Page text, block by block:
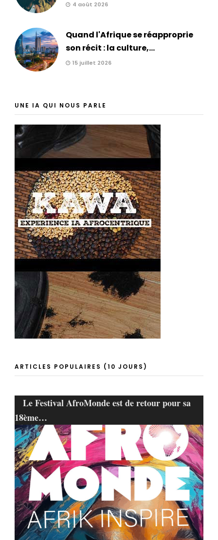
4 août 2026
Quand l'Afrique se réapproprie
son récit : la culture,...
15 juillet 2026
UNE IA QUI NOUS PARLE
ARTICLES POPULAIRES (10 JOURS)
Le Festival AfroMonde est de retour pour sa
18ème…